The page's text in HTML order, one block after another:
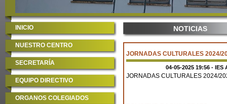
INICIO
NUESTRO CENTRO
SECRETARÍA
EQUIPO DIRECTIVO
ORGANOS COLEGIADOS
NOTICIAS
JORNADAS CULTURALES 2024/
04-05-2025 19:56 - IES
JORNADAS CULTURALES 2024/